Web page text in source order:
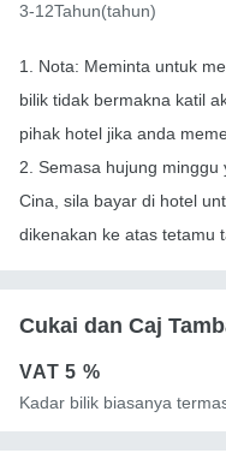
3-12Tahun(tahun)
1. Nota: Meminta untuk
bilik tidak bermakna katil
pihak hotel jika anda
2. Semasa hujung minggu
Cina, sila bayar di hotel
dikenakan ke atas tetamu
Cukai dan Caj
VAT5 %
Kadar bilik biasanya